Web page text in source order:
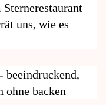
uns, wie es
beeindruckend,
ohne backen